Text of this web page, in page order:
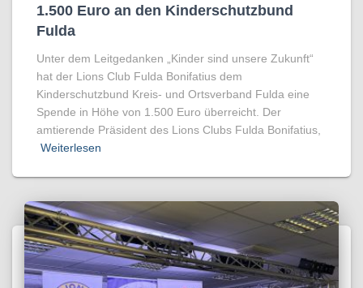
1.500 Euro an den Kinderschutzbund
Fulda
Unter dem Leitgedanken „Kinder sind unsere Zukunft“
hat der Lions Club Fulda Bonifatius dem
Kinderschutzbund Kreis- und Ortsverband Fulda eine
Spende in Höhe von 1.500 Euro überreicht. Der
amtierende Präsident des Lions Clubs Fulda Bonifatius,
Weiterlesen